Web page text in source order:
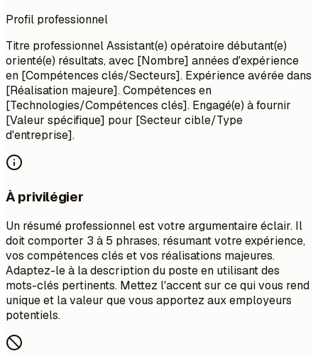
Profil professionnel
Titre professionnel Assistant(e) opératoire débutant(e)
orienté(e) résultats, avec [Nombre] années d'expérience
en [Compétences clés/Secteurs]. Expérience avérée dans
[Réalisation majeure]. Compétences en
[Technologies/Compétences clés]. Engagé(e) à fournir
[Valeur spécifique] pour [Secteur cible/Type
d'entreprise].
À privilégier
Un résumé professionnel est votre argumentaire éclair. Il
doit comporter 3 à 5 phrases, résumant votre expérience,
vos compétences clés et vos réalisations majeures.
Adaptez-le à la description du poste en utilisant des
mots-clés pertinents. Mettez l'accent sur ce qui vous rend
unique et la valeur que vous apportez aux employeurs
potentiels.